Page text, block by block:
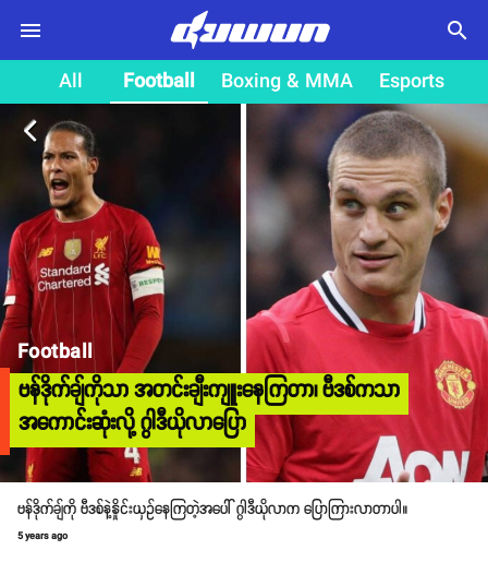
search
All Football Boxing & MMA Esports
arrow_back_ios
Football
ဗန်ဒိုက်ချ်ကိုသာ အတင်းချီးကျူးနေကြတာ၊ ဗီဒစ်ကသာ
အကောင်းဆုံးလို့ ဂွါဒီယိုလာပြော
ဗန်ဒိုက်ချ်ကို ဗီဒစ်နဲ့နှိုင်းယှဥ်နေကြတဲ့အပေါ် ဂွါဒီယိုလာက ပြောကြားလာတာပါ။
5 years ago